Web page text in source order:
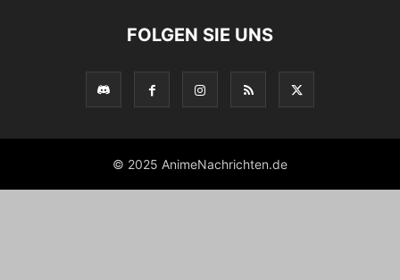
FOLGEN SIE UNS
© 2025 AnimeNachrichten.de